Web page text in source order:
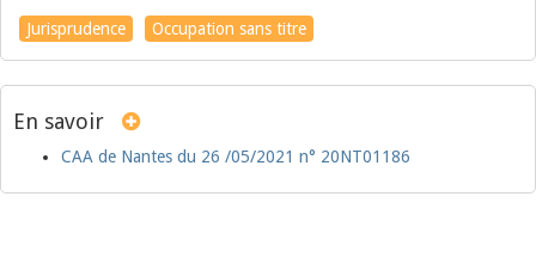
Jurisprudence Occupation sans titre
En savoir
CAA de Nantes du 26 /05/2021 n° 20NT01186